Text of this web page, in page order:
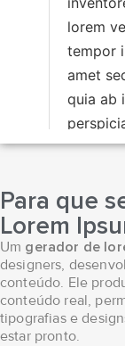
Para que
Lorem
Um gerador de
designers,
conteúdo. Ele
conteúdo real,
tipografias e
estar pronto.